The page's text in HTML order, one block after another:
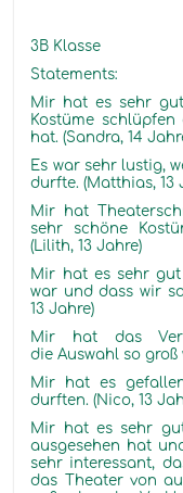
3B Klasse
Statements:
Mir hat es sehr
Kostüme
hat. (Sandra, 14
Es war sehr lustig,
durfte. (Matthias, 13
Mir hat
sehr schöne
(Lilith, 13 Jahre)
Mir hat es sehr
war und dass wir
13 Jahre)
Mir hat das
die Auswahl so groß
Mir hat es
durften. (Nico, 13
Mir hat es sehr
ausgesehen hat
sehr interessant,
das Theater von